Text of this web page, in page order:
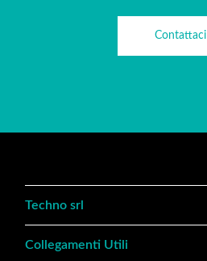
Contattaci
Techno srl
Collegamenti Utili